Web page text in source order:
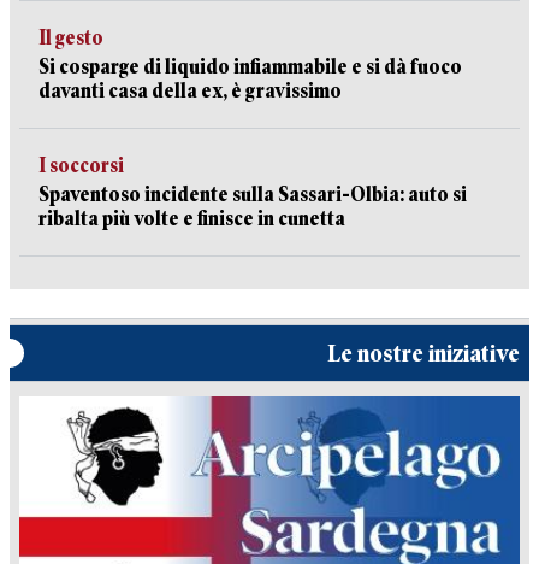
Il gesto
Si cosparge di liquido infiammabile e si dà fuoco
davanti casa della ex, è gravissimo
I soccorsi
Spaventoso incidente sulla Sassari-Olbia: auto si
ribalta più volte e finisce in cunetta
Le nostre iniziative